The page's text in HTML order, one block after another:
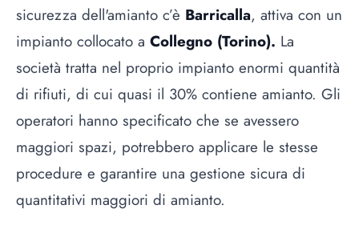
sicurezza dell'amianto c’è Barricalla, attiva con un
impianto collocato a Collegno (Torino). La
società tratta nel proprio impianto enormi quantità
di rifiuti, di cui quasi il 30% contiene amianto. Gli
operatori hanno specificato che se avessero
maggiori spazi, potrebbero applicare le stesse
procedure e garantire una gestione sicura di
quantitativi maggiori di amianto.